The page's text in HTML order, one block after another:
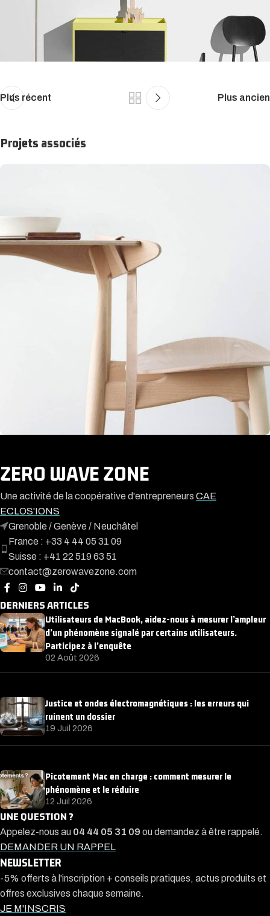
Plus récent Plus ancien
Projets associés
A lacus bibendum pulvinar
ZERO WAVE ZONE
Une activité de la coopérative d'entrepreneurs CAE
ECLOS'IONS
Grenoble / Genève / Neuchâtel
France : +33 4 44 05 31 09
Suisse : +41 22 519 63 51
contact@zerowavezone.com
DERNIERS ARTICLES
Utilisateurs de MacBook, aidez-nous à mesurer l’ampleur
d’un phénomène signalé par certains utilisateurs.
Participez à l’enquête
02 Août 2026
Justice et ondes électromagnétiques : les erreurs qui
ruinent un dossier
19 Juil 2026
Picotement Mac en charge : comment mesurer le
phénomène et le réduire
12 Juil 2026
UNE QUESTION ?
Appelez-nous au 04 44 05 31 09 ou demandez à être rappelé.
DEMANDER UN RAPPEL
NEWSLETTER
-5% offerts à l'inscription + conseils pratiques, actus produits et
offres exclusives chaque semaine.
JE M'INSCRIS